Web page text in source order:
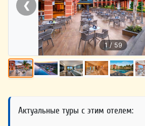
❮
1 / 59
Актуальные туры с этим отелем: